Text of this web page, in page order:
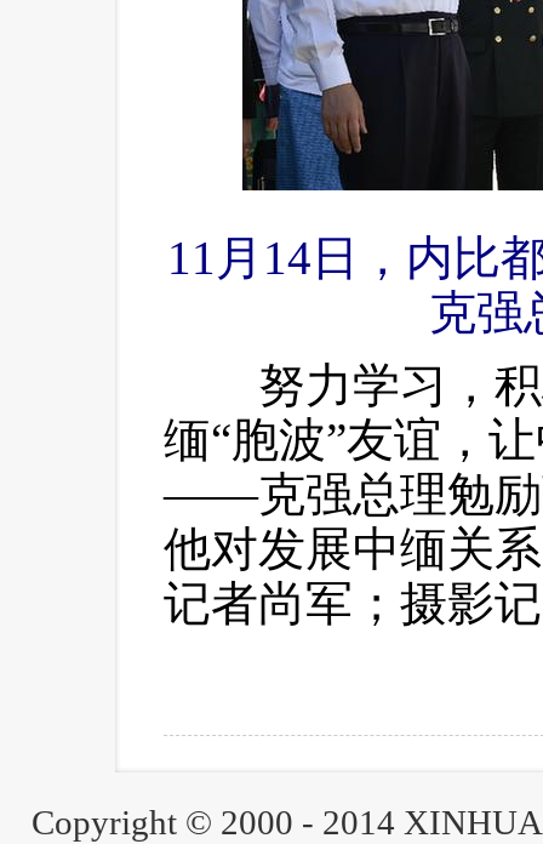
11月14日，内比
克强
努力学习，积
缅“胞波”友谊，
——克强总理勉励
他对发展中缅关
记者尚军；摄影
Copyright © 2000 - 2014